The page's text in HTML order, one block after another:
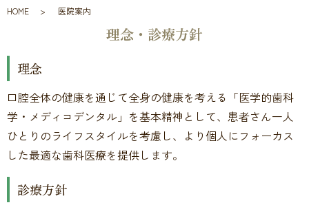
HOME 医院案内
理念・診療方針
理念
口腔全体の健康を通じて全身の健康を考える「医学的歯科
学・メディコデンタル」を基本精神として、患者さん一人
ひとりのライフスタイルを考慮し、より個人にフォーカス
した最適な歯科医療を提供します。
診療方針